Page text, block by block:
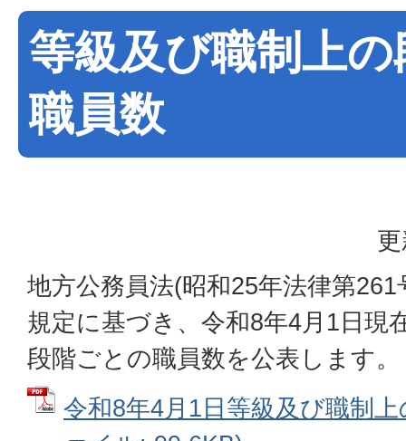
等級及び職制上
職員数
地方公務員法(昭和25年法律第
規定に基づき、令和8年4月1日現
段階ごとの職員数を公表します。
令和8年4月1日等級及び職制